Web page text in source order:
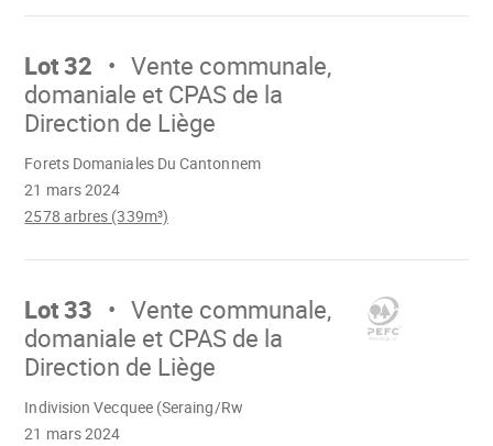
Aller
Lot 32
Vente communale,
domaniale et CPAS de la
Direction de Liège
21 mars 2024
Forets Domaniales Du Cantonnem
2578 arbres (339m³)
Aller
Lot 33
Vente communale,
domaniale et CPAS de la
Direction de Liège
21 mars 2024
Indivision Vecquee (Seraing/Rw